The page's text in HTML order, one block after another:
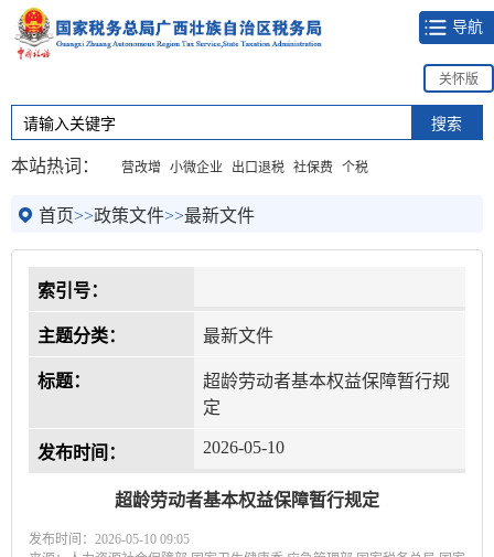
导航
关怀版
本站热词： 营改增 小微企业 出口退税 社保费 个税
首页>>政策文件>>最新文件
索引号：
主题分类： 最新文件
标题：
超龄劳动者基本权益保障暂行规
定
发布时间： 2026-05-10
超龄劳动者基本权益保障暂行规定
发布时间：2026-05-10 09:05